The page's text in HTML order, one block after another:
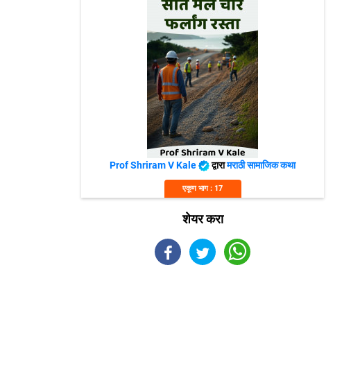
Prof Shriram V Kale द्वारामराठी सामाजिक कथा
एकूण भाग : 17
शेयर करा